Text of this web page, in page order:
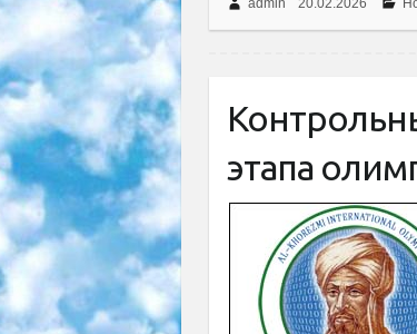
admin 20.02.2026
этапа